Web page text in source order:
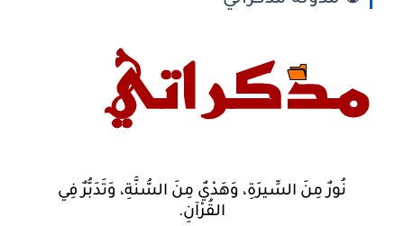
نُورٌ مِنَ السِّيرَةِ، وَهَدْيٌ مِنَ السُّنَّةِ، وَتَدَبُّرٌ فِي
القُرْآنِ.